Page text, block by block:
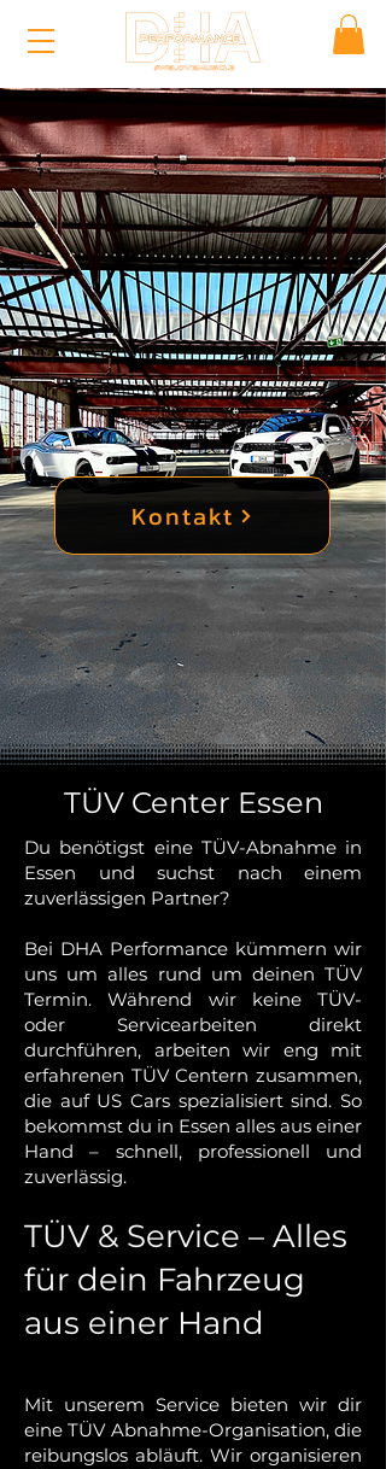
Kontakt
TÜV Center Essen
Du benötigst eine TÜV-Abnahme in
Essen und suchst nach einem
zuverlässigen Partner?
Bei DHA Performance kümmern wir
uns um alles rund um deinen TÜV
Termin. Während wir keine TÜV-
oder Servicearbeiten direkt
durchführen, arbeiten wir eng mit
erfahrenen TÜV Centern zusammen,
die auf US Cars spezialisiert sind. So
bekommst du in Essen alles aus einer
Hand – schnell, professionell und
zuverlässig.
TÜV & Service – Alles
für dein Fahrzeug
aus einer Hand
Mit unserem Service bieten wir dir
eine TÜV Abnahme-Organisation, die
reibungslos abläuft. Wir organisieren